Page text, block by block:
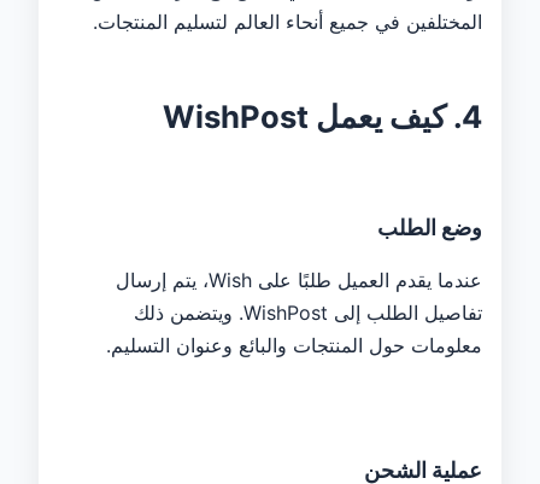
المختلفين في جميع أنحاء العالم لتسليم المنتجات.
4. كيف يعمل WishPost
وضع الطلب
عندما يقدم العميل طلبًا على Wish، يتم إرسال
تفاصيل الطلب إلى WishPost. ويتضمن ذلك
معلومات حول المنتجات والبائع وعنوان التسليم.
عملية الشحن